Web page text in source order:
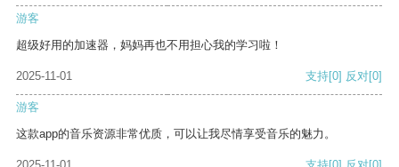
游客
超级好用的加速器，妈妈再也不用担心我的学习啦！
2025-11-01 支持[0] 反对[0]
游客
这款app的音乐资源非常优质，可以让我尽情享受音乐的魅力。